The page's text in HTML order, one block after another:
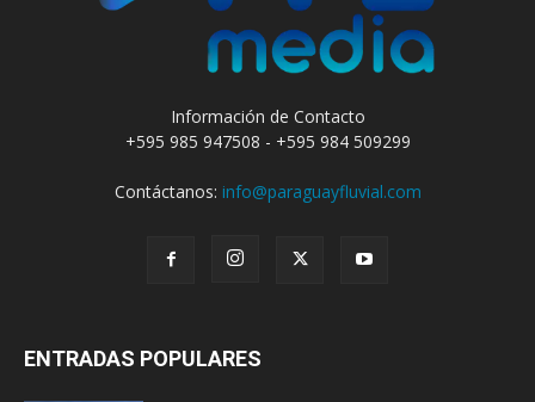
Información de Contacto
+595 985 947508 - +595 984 509299
Contáctanos: info@paraguayfluvial.com
ENTRADAS POPULARES